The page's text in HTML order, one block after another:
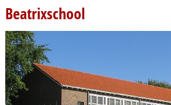
Beatrixschool